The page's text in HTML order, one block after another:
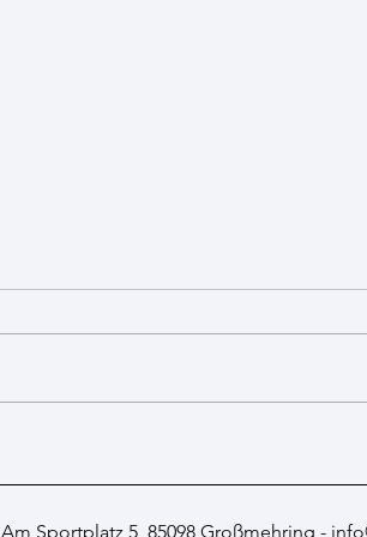
der Leistungsgruppen
Am Sportplatz 5, 85098 Großmehring -